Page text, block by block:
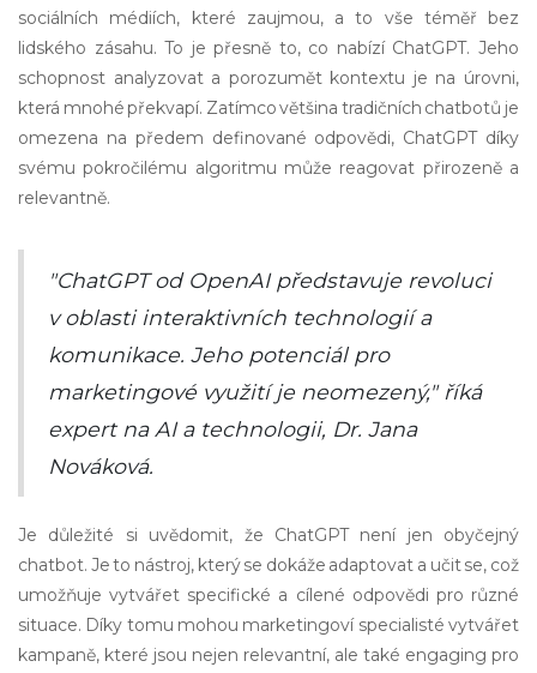
sociálních médiích, které zaujmou, a to vše téměř bez
lidského zásahu. To je přesně to, co nabízí ChatGPT. Jeho
schopnost analyzovat a porozumět kontextu je na úrovni,
která mnohé překvapí. Zatímco většina tradičních chatbotů je
omezena na předem definované odpovědi, ChatGPT díky
svému pokročilému algoritmu může reagovat přirozeně a
relevantně.
"ChatGPT od OpenAI představuje revoluci
v oblasti interaktivních technologií a
komunikace. Jeho potenciál pro
marketingové využití je neomezený," říká
expert na AI a technologii, Dr. Jana
Nováková.
Je důležité si uvědomit, že ChatGPT není jen obyčejný
chatbot. Je to nástroj, který se dokáže adaptovat a učit se, což
umožňuje vytvářet specifické a cílené odpovědi pro různé
situace. Díky tomu mohou marketingoví specialisté vytvářet
kampaně, které jsou nejen relevantní, ale také engaging pro